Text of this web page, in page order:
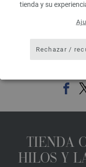
tienda y su
Rechazar /
TIENDA
HILOS Y